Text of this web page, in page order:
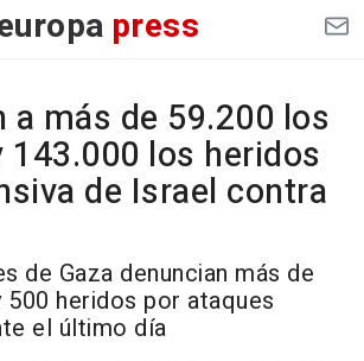
press
a más de 59.200 los
los heridos
de Israel contra
de Gaza denuncian más de
heridos por ataques
el último día